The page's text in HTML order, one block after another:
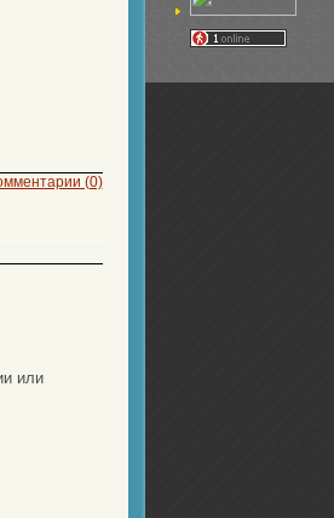
(0)
или